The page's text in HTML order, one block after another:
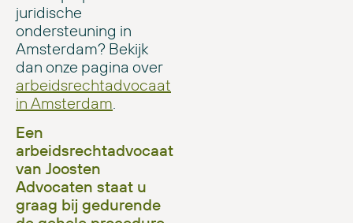
juridische
ondersteuning in
Amsterdam? Bekijk
dan onze pagina over
arbeidsrechtadvocaat
in Amsterdam.
Een
arbeidsrechtadvocaat
van Joosten
Advocaten staat u
graag bij gedurende